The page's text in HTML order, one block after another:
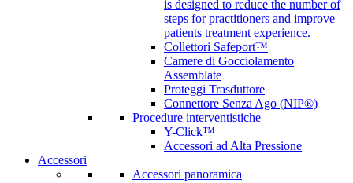
is designed to reduce the number of
steps for practitioners and improve
patients treatment experience.
Collettori Safeport™
Camere di Gocciolamento
Assemblate
Proteggi Trasduttore
Connettore Senza Ago (NIP®)
Procedure interventistiche
Y-Click™
Accessori ad Alta Pressione
Accessori
Accessori panoramica